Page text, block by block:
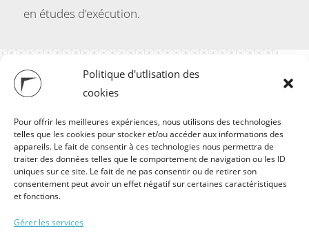
Politique d'utlisation des
cookies
Pour offrir les meilleures expériences, nous utilisons des technologies
telles que les cookies pour stocker et/ou accéder aux informations des
appareils. Le fait de consentir à ces technologies nous permettra de
traiter des données telles que le comportement de navigation ou les ID
uniques sur ce site. Le fait de ne pas consentir ou de retirer son
consentement peut avoir un effet négatif sur certaines caractéristiques
et fonctions.
Gérer les services
en études d’exécution.